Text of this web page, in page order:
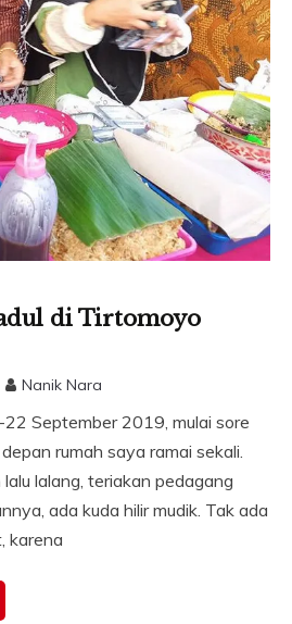
di Tirtomoyo
Nanik Nara
September 2019, mulai sore
rumah saya ramai sekali.
lalang, teriakan pedagang
ada kuda hilir mudik. Tak ada
karena